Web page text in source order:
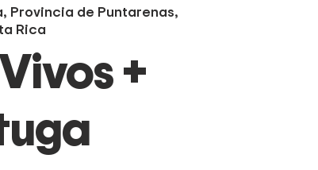
Provincia de Puntarenas,
Rica
+